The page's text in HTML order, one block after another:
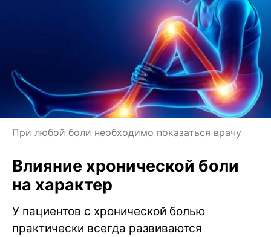
При любой боли необходимо показаться врачу
Влияние хронической боли
на характер
У пациентов с хронической болью
практически всегда развиваются